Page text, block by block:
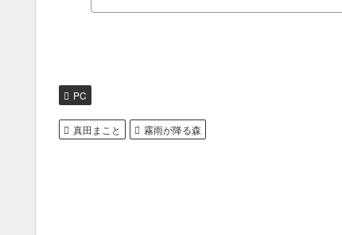
PC
真田まこと 霧雨が降る森